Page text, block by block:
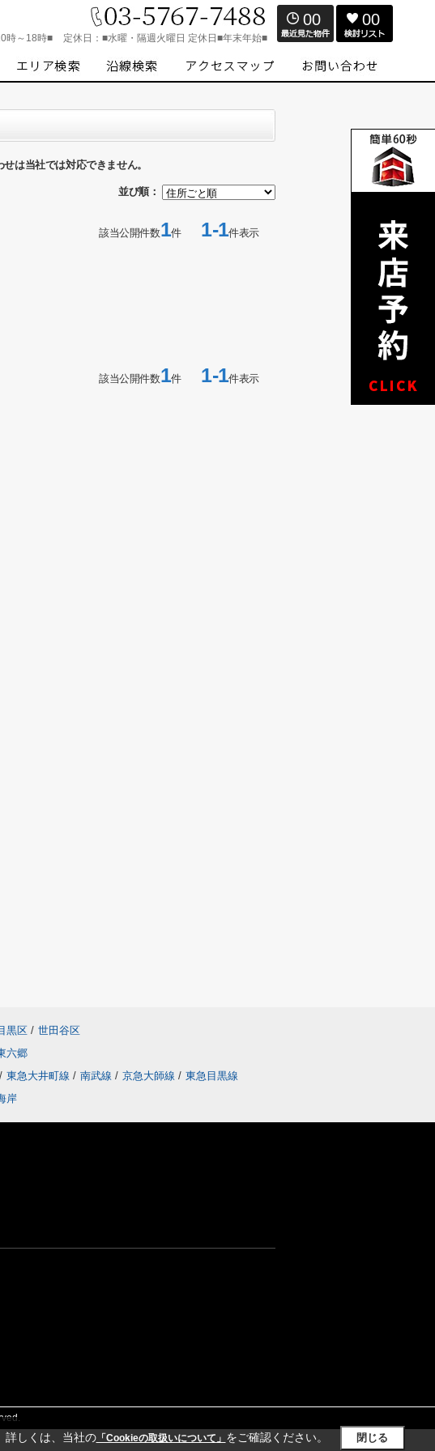
時～18時■ 定休日： ■水曜・隔週火曜日 定休日■年末年始■
00 00
は当社では対応できません。
並び順：
該当公開件数1件1-1件表示
該当公開件数1件1-1件表示
黒区 / 世田谷区
六郷
/ 東急大井町線 / 南武線 / 京急大師線 / 東急目黒線
岸
詳しくは、当社の「Cookieの取扱いについて」 をご確認ください。 閉じる